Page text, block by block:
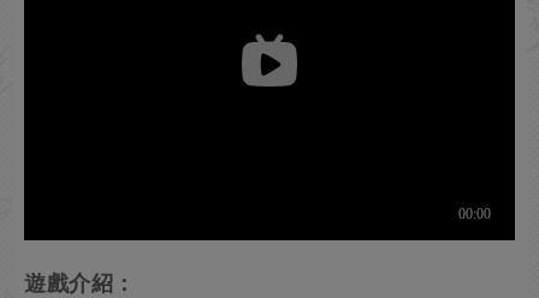
遊戲介紹：